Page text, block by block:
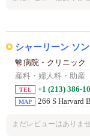
シャーリーン ソ
病院・クリニック
産科・婦人科・助産
TEL +1 (213) 386-
MAP 266 S Harvard
まだレビューはありませ